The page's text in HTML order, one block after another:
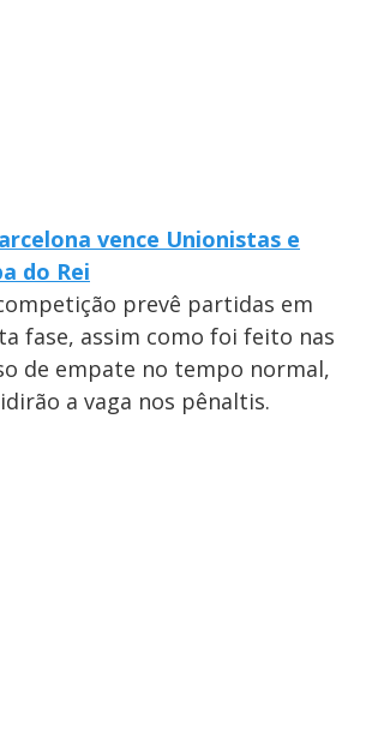
vence Unionistas e
do Rei
prevê partidas em
fase, assim como foi feito nas
de empate no tempo normal,
a vaga nos pênaltis.